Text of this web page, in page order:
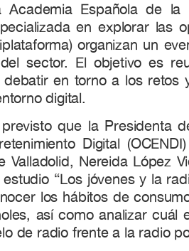
Academia Española de la
en explorar las
organizan un
del sector. El objetivo es
en torno a los retos
digital.
que la Presidenta
Digital
Valladolid, Nereida López
“Los jóvenes y la
los hábitos de
así como analizar cuál
de radio frente a la radio